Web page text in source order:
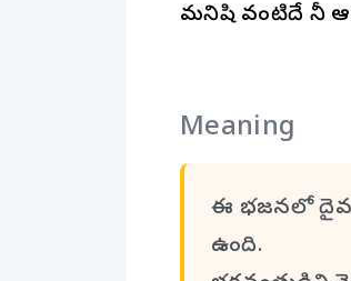
మనిషి వంటిదే నీ
Meaning
ఈ భజనలో
ఉంది.